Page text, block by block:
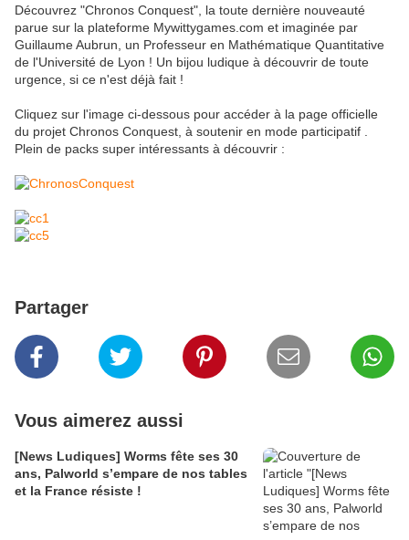
Découvrez "Chronos Conquest", la toute dernière nouveauté
parue sur la plateforme Mywittygames.com et imaginée par
Guillaume Aubrun, un Professeur en Mathématique Quantitative
de l'Université de Lyon ! Un bijou ludique à découvrir de toute
urgence, si ce n'est déjà fait !
Cliquez sur l'image ci-dessous pour accéder à la page officielle
du projet Chronos Conquest, à soutenir en mode participatif .
Plein de packs super intéressants à découvrir :
Partager
Vous aimerez aussi
[News Ludiques] Worms fête ses 30
ans, Palworld s’empare de nos tables
et la France résiste !